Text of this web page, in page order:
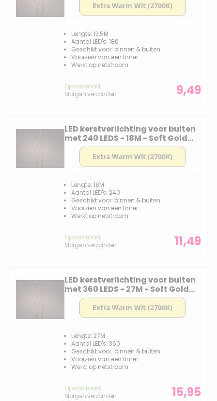
Lengte: 13,5M
Aantal LED's: 180
Geschikt voor: binnen & buiten
Voorzien van een timer
Werkt op netstroom
Op voorraad,
Morgen verzonden
9,49
LED kerstverlichting voor buiten
met 240 LEDS - 18M - Soft Gold
2700k
Lengte: 18M
Aantal LED's: 240
Geschikt voor: binnen & buiten
Voorzien van een timer
Werkt op netstroom
Op voorraad,
Morgen verzonden
11,49
LED kerstverlichting voor buiten
met 360 LEDS - 27M - Soft Gold
2700k
Lengte: 27M
Aantal LED's: 360
Geschikt voor: binnen & buiten
Voorzien van een timer
Werkt op netstroom
Op voorraad,
Morgen verzonden
15,95